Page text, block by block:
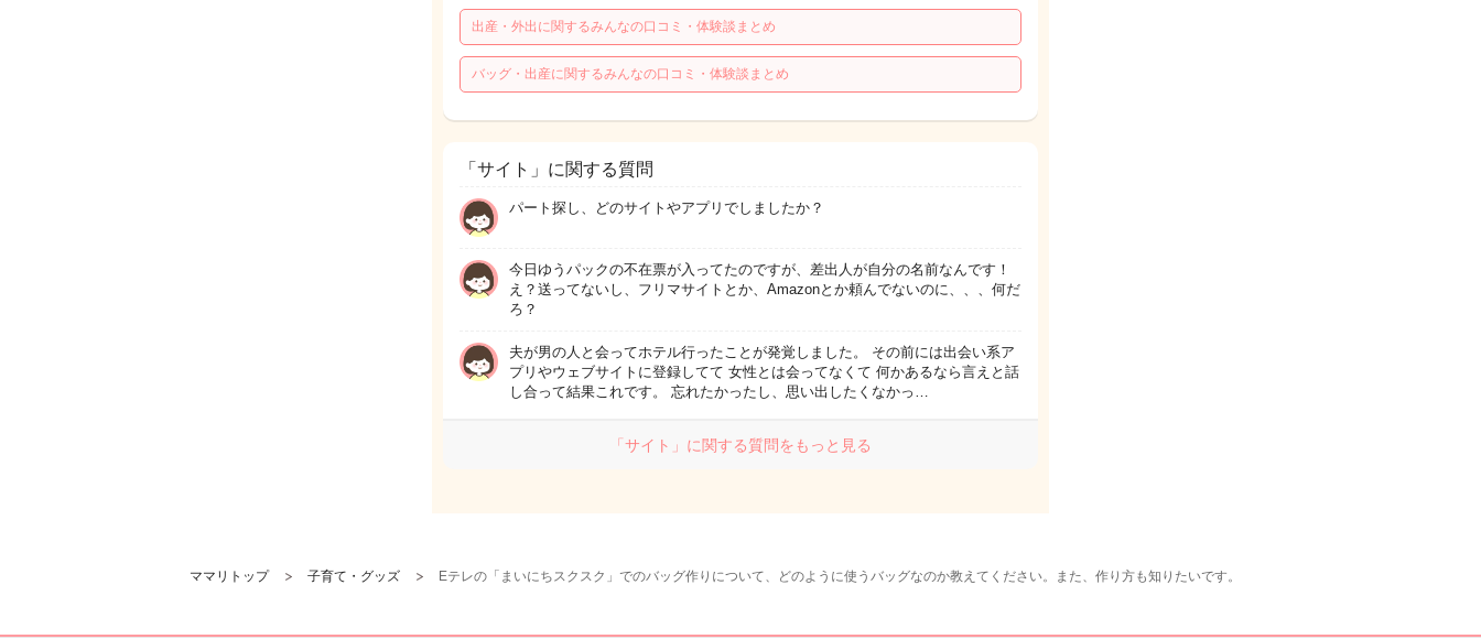
出産・外出に関するみんなの口コミ・体験談まとめ
バッグ・出産に関するみんなの口コミ・体験談まとめ
「サイト」に関する質問
パート探し、どのサイトやアプリでしましたか？
今日ゆうパックの不在票が入ってたのですが、差出人が自分の名前なんです！
え？送ってないし、フリマサイトとか、Amazonとか頼んでないのに、、、何だ
ろ？
夫が男の人と会ってホテル行ったことが発覚しました。 その前には出会い系ア
プリやウェブサイトに登録してて 女性とは会ってなくて 何かあるなら言えと話
し合って結果これです。 忘れたかったし、思い出したくなかっ…
「サイト」に関する質問をもっと見る
ママリトップ 子育て・グッズ Eテレの「まいにちスクスク」でのバッグ作りについて、どのように使うバッグなのか教えてください。また、作り方も知りたいです。